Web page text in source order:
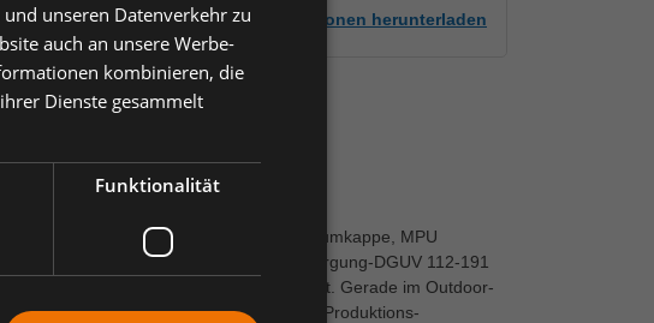
Artikelinformationen herunterladen
Durchtritthemmung, alu-tec Aluminiumkappe, MPU
System, geeignet für die Einlagenversorgung-DGUV 112-191
mit unterschiedlicher Beschaffenheit. Gerade im Outdoor-
Sie trittsicher ans Ziel. Mit modernster Produktions-
unseren Datenverkehr zu
auch an unsere Werbe-
kombinieren, die
Dienste gesammelt
Funktionalität